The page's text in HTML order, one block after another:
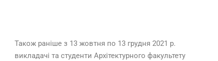
Також раніше з 13 жовтня по 13 грудня 2021 р.
викладачі та студенти Архітектурного факультету